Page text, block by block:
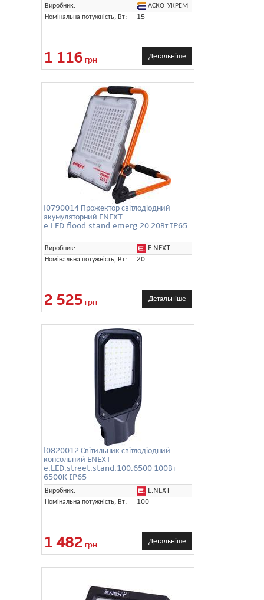
Виробник:
АСКО-УКРЕМ
Номінальна потужність, Вт:
15
1 116 грн Детальніше
l0790014 Прожектор світлодіодний
акумуляторний ENEXT
e.LED.flood.stand.emerg.20 20Вт IP65
Виробник:
E.NEXT
Номінальна потужність, Вт:
20
2 525 грн Детальніше
l0820012 Світильник світлодіодний
консольний ENEXT
e.LED.street.stand.100.6500 100Вт
6500К IP65
Виробник:
E.NEXT
Номінальна потужність, Вт:
100
1 482 грн Детальніше